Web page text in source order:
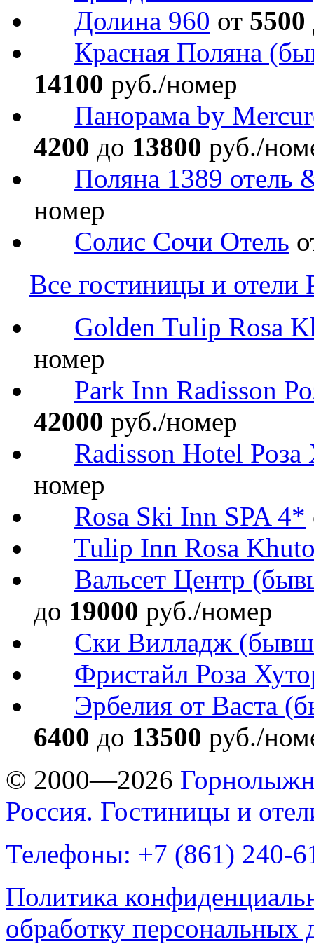
Долина 960 от 5500
Красная Поляна
14100 руб./номер
Панорама by
4200 до 13800 руб./
Поляна 1389 отель
номер
Солис Сочи Отель
Все гостиницы и отели
Golden Tulip Rosa
номер
Park Inn Radisson
42000 руб./номер
Radisson Hotel Роза
номер
Rosa Ski Inn SPA 4*
Tulip Inn Rosa
Вальсет Центр
до 19000 руб./номер
Ски Вилладж
Фристайл Роза
Эрбелия от Васта
6400 до 13500 руб./
© 2000—2026
Россия. Гостиницы и
Телефоны: +7 (861) 240-
Политика
обработку персональных